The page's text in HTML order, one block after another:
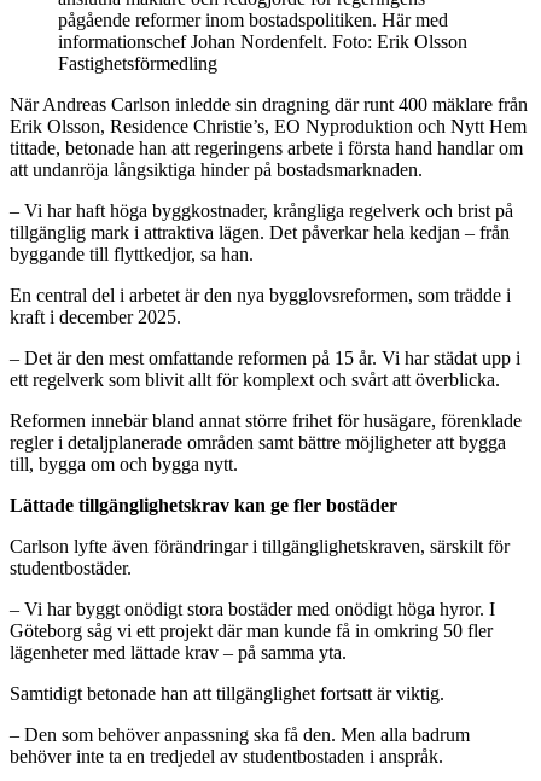
pågående reformer inom bostadspolitiken. Här med
informationschef Johan Nordenfelt. Foto: Erik Olsson
Fastighetsförmedling
När Andreas Carlson inledde sin dragning där runt 400 mäklare från
Erik Olsson, Residence Christie’s, EO Nyproduktion och Nytt Hem
tittade, betonade han att regeringens arbete i första hand handlar om
att undanröja långsiktiga hinder på bostadsmarknaden.
– Vi har haft höga byggkostnader, krångliga regelverk och brist på
tillgänglig mark i attraktiva lägen. Det påverkar hela kedjan – från
byggande till flyttkedjor, sa han.
En central del i arbetet är den nya bygglovsreformen, som trädde i
kraft i december 2025.
– Det är den mest omfattande reformen på 15 år. Vi har städat upp i
ett regelverk som blivit allt för komplext och svårt att överblicka.
Reformen innebär bland annat större frihet för husägare, förenklade
regler i detaljplanerade områden samt bättre möjligheter att bygga
till, bygga om och bygga nytt.
Lättade tillgänglighetskrav kan ge fler bostäder
Carlson lyfte även förändringar i tillgänglighetskraven, särskilt för
studentbostäder.
– Vi har byggt onödigt stora bostäder med onödigt höga hyror. I
Göteborg såg vi ett projekt där man kunde få in omkring 50 fler
lägenheter med lättade krav – på samma yta.
Samtidigt betonade han att tillgänglighet fortsatt är viktig.
– Den som behöver anpassning ska få den. Men alla badrum
behöver inte ta en tredjedel av studentbostaden i anspråk.